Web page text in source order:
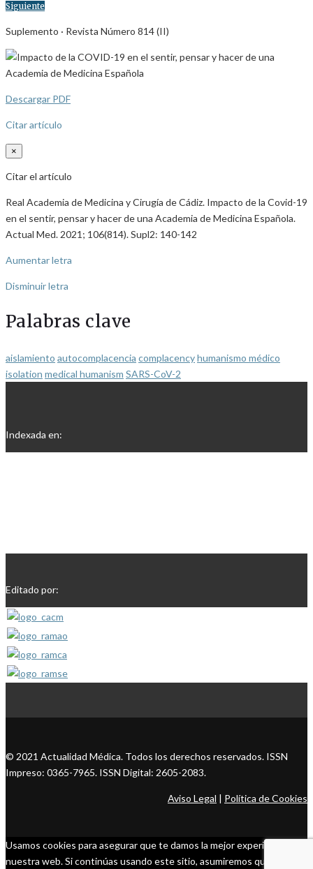
Siguiente
Suplemento · Revista Número 814 (II)
Descargar PDF
Citar artículo
×
Citar el artículo
Real Academia de Medicina y Cirugía de Cádiz. Impacto de la Covid-19
en el sentir, pensar y hacer de una Academia de Medicina Española.
Actual Med. 2021; 106(814). Supl2: 140-142
Aumentar letra
Disminuir letra
Palabras clave
aislamiento autocomplacencia complacencyhumanismo médico
isolation medical humanism SARS-CoV-2
Indexada en:
Editado por:
© 2021 Actualidad Médica. Todos los derechos reservados. ISSN
Impreso: 0365-7965. ISSN Digital: 2605-2083.
Aviso Legal Política de Cookies
Usamos cookies para asegurar que te damos la mejor experiencia en
nuestra web. Si continúas usando este sitio, asumiremos que estás